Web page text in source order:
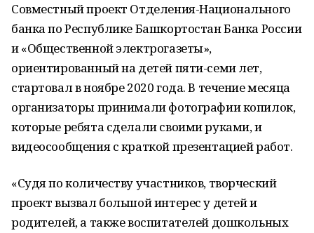
Совместный проект Отделения-Национального
банка по Республике Башкортостан Банка России
и «Общественной электрогазеты»,
ориентированный на детей пяти-семи лет,
стартовал в ноябре 2020 года. В течение месяца
организаторы принимали фотографии копилок,
которые ребята сделали своими руками, и
видеосообщения с краткой презентацией работ.
«Судя по количеству участников, творческий
проект вызвал большой интерес у детей и
родителей, а также воспитателей дошкольных